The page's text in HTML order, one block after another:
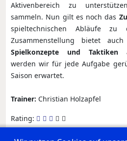
Aktivenbereich zu
sammeln. Nun gilt es noch das
spieltechnischen Abläufe zu
Zusammenstellung bietet
Spielkonzepte und Taktiken
werden wir für jede Aufgabe
Saison erwartet.
Trainer: Christian Holzapfel
Rating: